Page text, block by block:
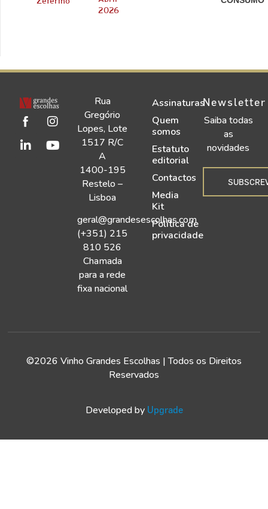
2026
Rua
Gregório
Lopes, Lote
1517 R/C
A
1400-195
Restelo –
Lisboa
geral@grandesescolhas.com
(+351) 215
810 526
Chamada
para a rede
fixa nacional
Assinaturas
Quem
somos
Estatuto
editorial
Contactos
Media
Kit
Política de
privacidade
Newsletter
Saiba todas
as
novidades
©2026 Vinho Grandes Escolhas | Todos os Direitos
Reservados
Developed by Upgrade